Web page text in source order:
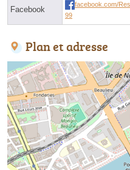
Facebook
facebook.com/
99
Plan et adresse